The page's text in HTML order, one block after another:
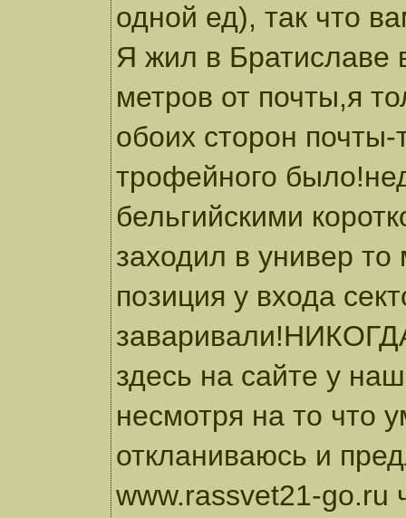
одной ед), так что
Я жил в Братиславе
метров от почты,я
обоих сторон
трофейного
бельгийскими
заходил в универ
позиция у входа
здесь на сайте у
несмотря на то что
откланиваюсь и
www.rassvet21-go.ru